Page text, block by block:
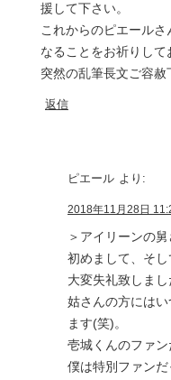
援して下さい。
これからのピエール
なることをお祈りして
突然の乱筆長文ご容赦
返信
ピエール より:
2018年11月28日
＞アイリーンの舅
初めまして、そ
大変失礼致しま
姑さんの方には
ます(笑)。
壱城くんのファン
僕は特別ファン